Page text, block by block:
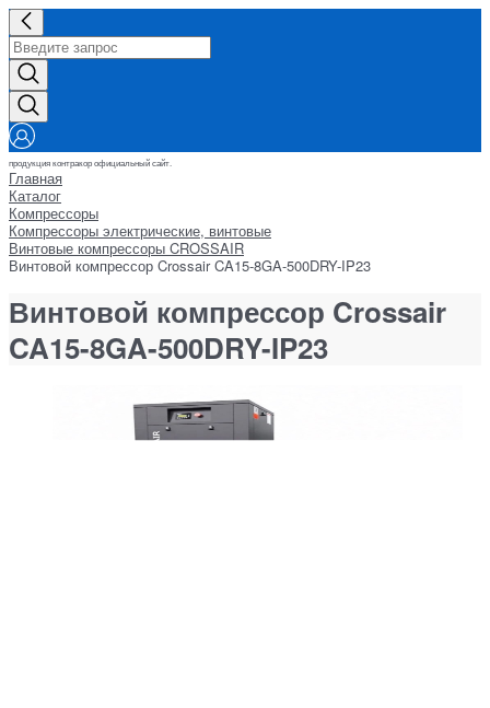
продукция контракор официальный сайт.
Главная
Каталог
Компрессоры
Компрессоры электрические, винтовые
Винтовые компрессоры CROSSAIR
Винтовой компрессор Crossair CA15-8GA-500DRY-IP23
Винтовой компрессор Crossair
CA15-8GA-500DRY-IP23